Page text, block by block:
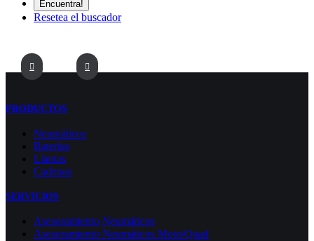
Resetea el buscador
PRODUCTOS
Neumáticos
Baterías
Llantas
Cadenas
SERVICIOS
Asesoramiento Neumáticos
Asesoramiento Neumáticos Moto/Quad